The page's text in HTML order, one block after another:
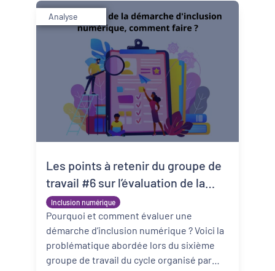
Thématiques
Démarches alimentaires de territoire
Développement territorial
Inclusion numérique
Politique de la ville
Revitalisation des centres-bourgs et
centres-villes
Dynamiques territoriales pour l’emploi
Transitions
Date de publication
Analyse
Inclusion numérique
Les points à retenir du groupe de
travail #6 sur l’évaluation de la
démarche d’inclusion numérique
Pourquoi et comment évaluer une
démarche d’inclusion numérique ? Voici la
problématique abordée lors du sixième
groupe de travail du cycle organisé par